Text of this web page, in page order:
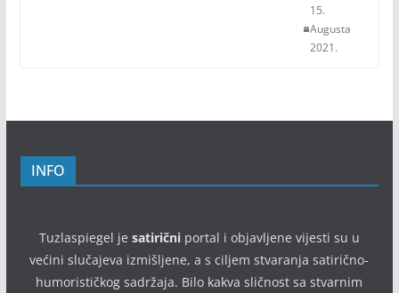
15.
Augusta
2021.
INFO
Tuzlaspiegel je satiričniportal i objavljene vijesti su u
većini slučajeva izmišljene, a s ciljem stvaranja satirično-
humorističkog sadržaja. Bilo kakva sličnost sa stvarnim